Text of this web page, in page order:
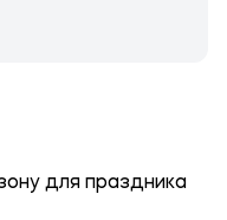
для праздника